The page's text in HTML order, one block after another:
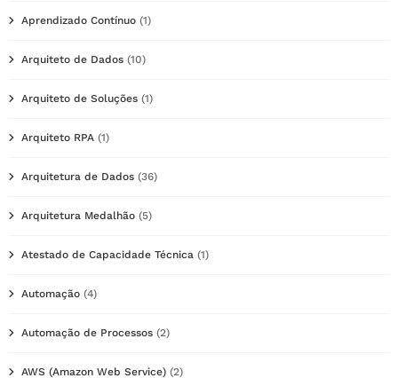
Aprendizado Contínuo (1)
Arquiteto de Dados (10)
Arquiteto de Soluções (1)
Arquiteto RPA (1)
Arquitetura de Dados (36)
Arquitetura Medalhão (5)
Atestado de Capacidade Técnica (1)
Automação (4)
Automação de Processos (2)
AWS (Amazon Web Service) (2)